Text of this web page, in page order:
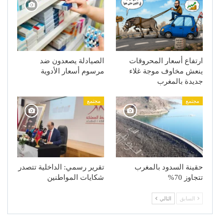
ارتفاع أسعار المحروقات
ينعش مخاوف موجة غلاء
جديدة بالمغرب
الصيادلة يصعدون ضد
مرسوم أسعار الأدوية
مجتمع
حقينة السدود بالمغرب
تتجاوز 70%
مجتمع
تقرير رسمي: الداخلية تتصدر
شكايات المواطنين
السابق التالي